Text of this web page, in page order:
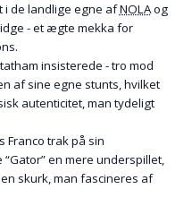
i de landlige egne afNOLAog
- et ægte mekka for
insisterede - tro mod
af sine egne stunts, hvilket
autenticitet, man tydeligt
Franco trak på sin
en mere underspillet,
skurk, man fascineres af